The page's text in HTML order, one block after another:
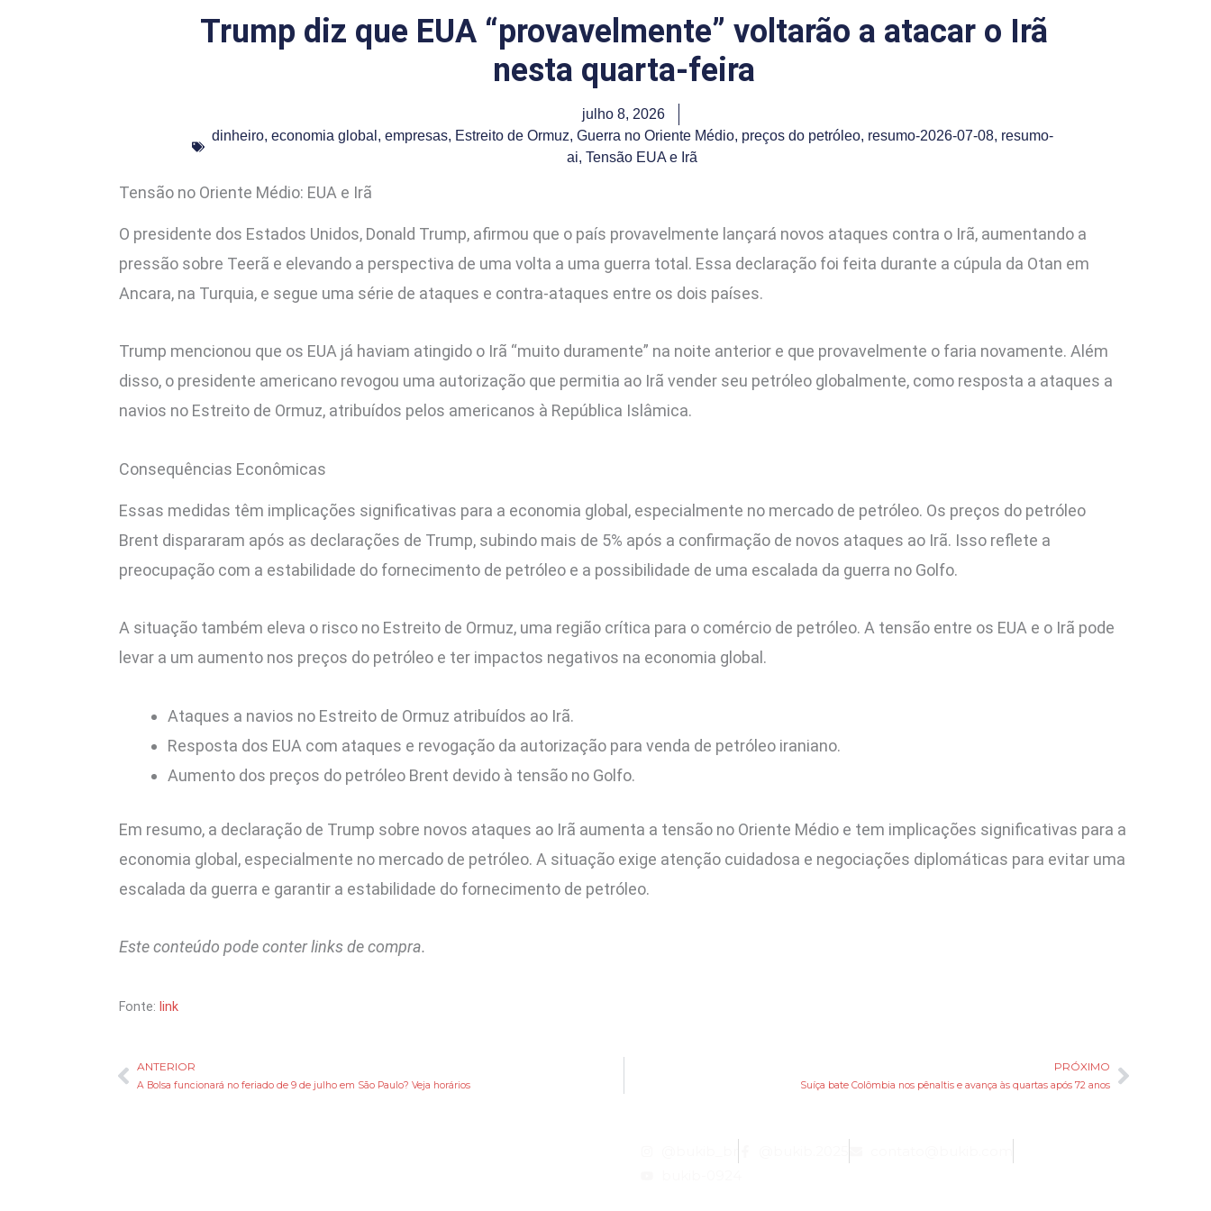
Trump diz que EUA “provavelmente” voltarão a atacar o Irã
nesta quarta-feira
julho 8, 2026
dinheiro, economia global , empresas, Estreito de Ormuz, Guerra no Oriente Médio, preços do petróleo, resumo-2026-07-08, resumo-
ai, Tensão EUA e Irã
Tensão no Oriente Médio: EUA e Irã
O presidente dos Estados Unidos, Donald Trump, afirmou que o país provavelmente lançará novos ataques contra o Irã, aumentando a
pressão sobre Teerã e elevando a perspectiva de uma volta a uma guerra total. Essa declaração foi feita durante a cúpula da Otan em
Ancara, na Turquia, e segue uma série de ataques e contra-ataques entre os dois países.
Trump mencionou que os EUA já haviam atingido o Irã “muito duramente” na noite anterior e que provavelmente o faria novamente. Além
disso, o presidente americano revogou uma autorização que permitia ao Irã vender seu petróleo globalmente, como resposta a ataques a
navios no Estreito de Ormuz, atribuídos pelos americanos à República Islâmica.
Consequências Econômicas
Essas medidas têm implicações significativas para a economia global, especialmente no mercado de petróleo. Os preços do petróleo
Brent dispararam após as declarações de Trump, subindo mais de 5% após a confirmação de novos ataques ao Irã. Isso reflete a
preocupação com a estabilidade do fornecimento de petróleo e a possibilidade de uma escalada da guerra no Golfo.
A situação também eleva o risco no Estreito de Ormuz, uma região crítica para o comércio de petróleo. A tensão entre os EUA e o Irã pode
levar a um aumento nos preços do petróleo e ter impactos negativos na economia global.
Ataques a navios no Estreito de Ormuz atribuídos ao Irã.
Resposta dos EUA com ataques e revogação da autorização para venda de petróleo iraniano.
Aumento dos preços do petróleo Brent devido à tensão no Golfo.
Em resumo, a declaração de Trump sobre novos ataques ao Irã aumenta a tensão no Oriente Médio e tem implicações significativas para a
economia global, especialmente no mercado de petróleo. A situação exige atenção cuidadosa e negociações diplomáticas para evitar uma
escalada da guerra e garantir a estabilidade do fornecimento de petróleo.
Este conteúdo pode conter links de compra.
Fonte: link
Anterior
ANTERIOR
A Bolsa funcionará no feriado de 9 de julho em São Paulo? Veja horários
PRÓXIMO
Suíça bate Colômbia nos pênaltis e avança às quartas após 72 anos